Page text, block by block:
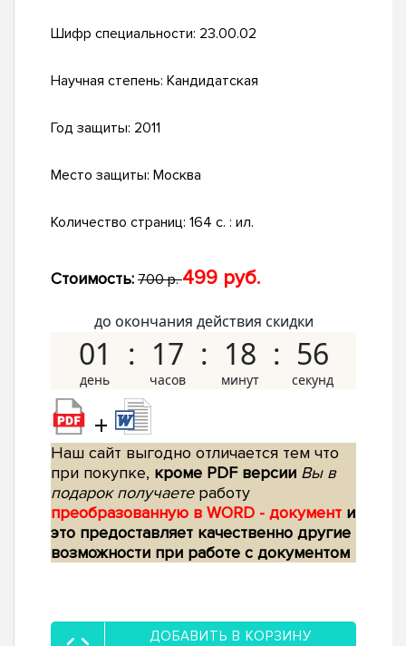
Шифр специальности: 23.00.02
Научная степень: Кандидатская
Год защиты: 2011
Место защиты: Москва
Количество страниц: 164 с. : ил.
Стоимость: 700 р.499 руб.
до окончания действия скидки
01 17 18 55
+
Наш сайт выгодно отличается тем что
при покупке, кроме PDF версии Вы в
подарок получаетеработу
преобразованную в WORD - документ и
это предоставляет качественно другие
возможности при работе с документом
ДОБАВИТЬ В КОРЗИНУ